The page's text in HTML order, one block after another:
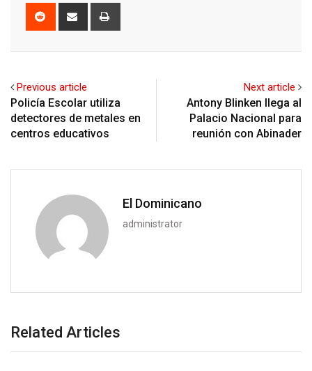
Reddit
Share
Previous article
Policía Escolar utiliza
detectores de metales en
centros educativos
Next article
Antony Blinken llega al
Palacio Nacional para
reunión con Abinader
El Dominicano
administrator
Related Articles